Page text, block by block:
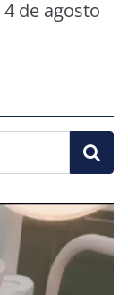
4 de agosto